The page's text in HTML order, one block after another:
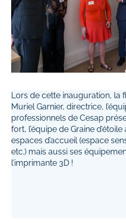
Lors de cette inauguration, la
Muriel Garnier, directrice,
professionnels de Cesap
fort, l’équipe de Graine
espaces d’accueil (espace
etc.) mais aussi ses
l’imprimante 3D !